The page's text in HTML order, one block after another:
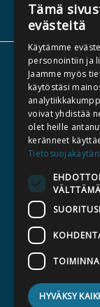
Tämä
evästeitä
Käytämme
personointiin ja
Jaamme myös
käytöstäsi
voivat yhdistää
olet heille
keränneet
HYVÄKSY